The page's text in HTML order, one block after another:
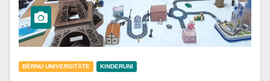
BĒRNU UNIVERSITĀTE KINDERUNI